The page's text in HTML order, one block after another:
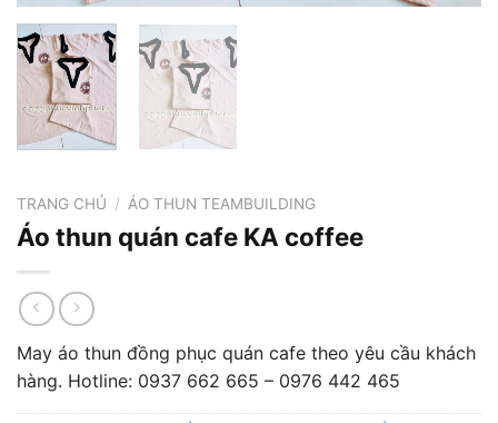
TRANG CHỦ / ÁO THUN TEAMBUILDING
Áo thun quán cafe KA coffee
May áo thun đồng phục quán cafe theo yêu cầu khách
hàng. Hotline: 0937 662 665 – 0976 442 465